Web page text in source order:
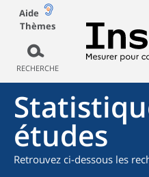
Aide
Thèmes
RECHERCHE
études
Retrouvez ci-dessous les